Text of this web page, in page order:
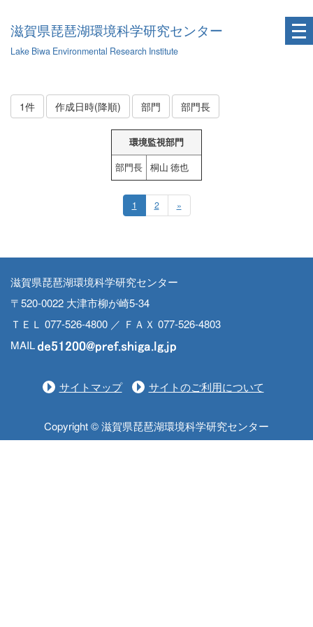
滋賀県琵琶湖環境科学研究センター
Lake Biwa Environmental Research Institute
1件 作成日時(降順) 部門 部門長
環境監視部門
部門長
桐山 徳也
1 2 »
滋賀県琵琶湖環境科学研究センター
〒520-0022 大津市柳が崎5-34
ＴＥＬ 077-526-4800 ／ ＦＡＸ 077-526-4803
MAIL
サイトマップ サイトのご利用について
Copyright © 滋賀県琵琶湖環境科学研究センター